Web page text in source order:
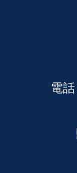
電